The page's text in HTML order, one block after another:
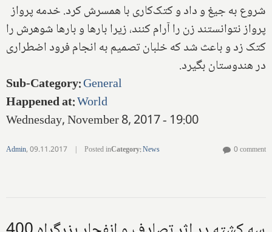
شروع به جیغ و داد و کتک‌کاری با همسرش کرد. خدمه پرواز
پرواز نتوانستند زن را آرام کنند، زیرا بارها و بارها شوهرش را
کتک زد و باعث شد که خلبان تصمیم به انجام فرود اضطراری
در هندوستان بگیرد.
Sub-Category:General
Happened at:World
Wednesday, November 8, 2017 - 19:00
Admin,09.11.2017 | Posted inCategory:News 0 comment